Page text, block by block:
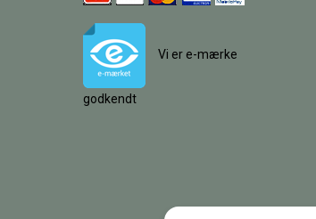
Vi er e-mærke
godkendt